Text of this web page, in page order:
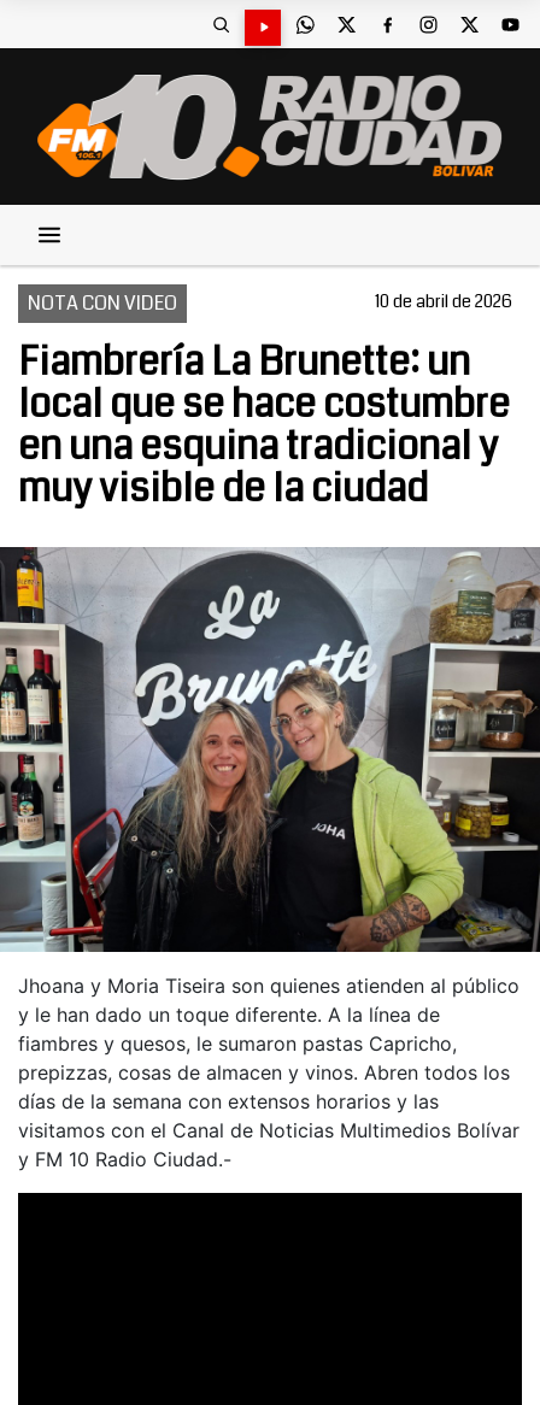
NOTA CON VIDEO 10 de abril de 2026
Fiambrería La Brunette: un
local que se hace costumbre
en una esquina tradicional y
muy visible de la ciudad
Jhoana y Moria Tiseira son quienes atienden al público
y le han dado un toque diferente. A la línea de
fiambres y quesos, le sumaron pastas Capricho,
prepizzas, cosas de almacen y vinos. Abren todos los
días de la semana con extensos horarios y las
visitamos con el Canal de Noticias Multimedios Bolívar
y FM 10 Radio Ciudad.-